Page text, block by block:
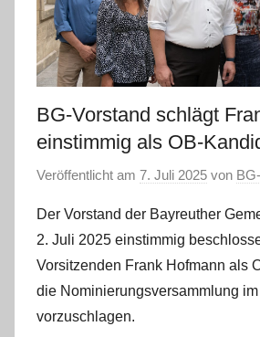
BG-Vorstand schlägt
einstimmig als OB-
Veröffentlicht am 7. Juli 2025 von
Der Vorstand der Bayreuther
2. Juli 2025 einstimmig
Vorsitzenden Frank Hofmann als
die Nominierungsversammlung
vorzuschlagen.